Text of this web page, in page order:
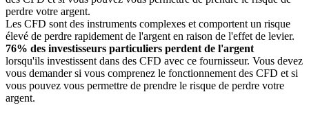
perdre votre argent.
Les CFD sont des instruments complexes et comportent un risque
élevé de perdre rapidement de l'argent en raison de l'effet de levier.
76% des investisseurs particuliers perdent de l'argent
lorsqu'ils investissent dans des CFD avec ce fournisseur. Vous devez
vous demander si vous comprenez le fonctionnement des CFD et si
vous pouvez vous permettre de prendre le risque de perdre votre
argent.